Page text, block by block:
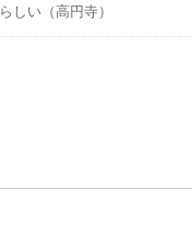
らしい（高円寺）